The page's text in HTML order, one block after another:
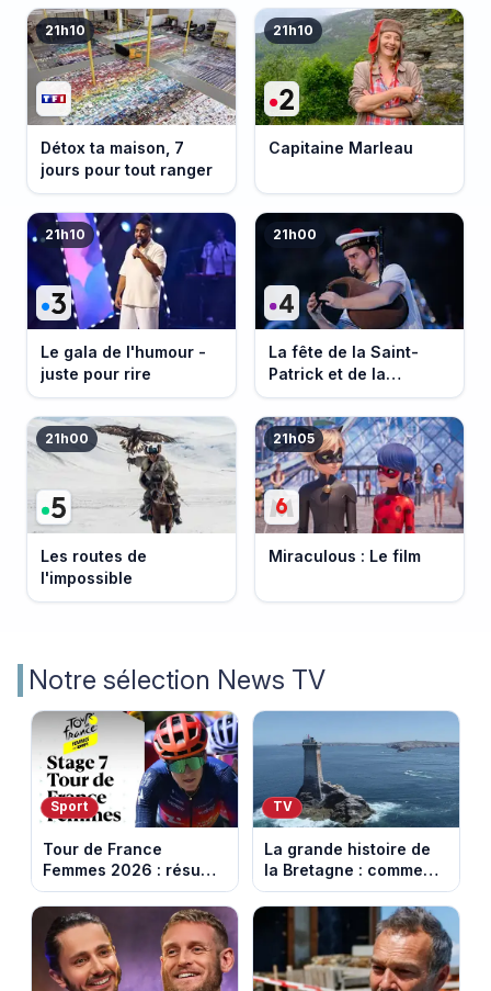
21h10
Détox ta maison, 7
jours pour tout ranger
21h10
Capitaine Marleau
21h10
Le gala de l'humour -
juste pour rire
21h00
La fête de la Saint-
Patrick et de la
Bretagne
21h00
Les routes de
l'impossible
21h05
Miraculous : Le film
Notre sélection News TV
Sport
Tour de France
Femmes 2026 : résumé
vidéo de la 7e étape
avec l'ascension du
Mont Ventoux
TV
La grande histoire de
la Bretagne : comment
les Bretons ont
défendu leur culture
au fil des décennies